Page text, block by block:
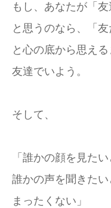
もし、あなたが「友
と思うのなら、「友
と心の底から思え
友達でいよう。
そして、
「誰かの顔を見たい
誰かの声を聞きたい
まったくない」